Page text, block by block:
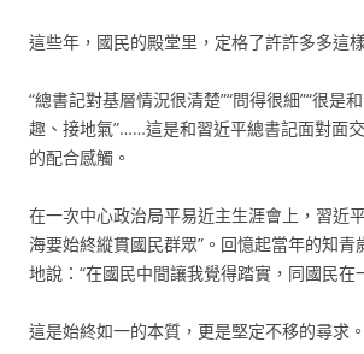
這些年，國民的殿堂里，定格了許許多多這
“總書記對基層情況很清楚”“問得很細”“很是
趣、接地氣”……這是和習近平總書記面對面
的配合感觸。
在一次中心政治局平易近主生涯會上，習近
海要始終縱貫國民群眾”。回憶起當年的知青
地說：“在國民中間讓我覺得踏實，同國民在
這是始終如一的本質，更是堅定不移的尋求。